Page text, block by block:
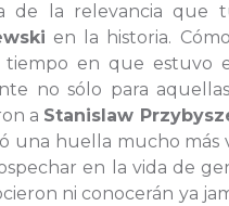
de la relevancia que
en la historia.
tiempo en que estuvo
no sólo para
a Stanislaw
una huella mucho más
en la vida de
ni conocerán ya